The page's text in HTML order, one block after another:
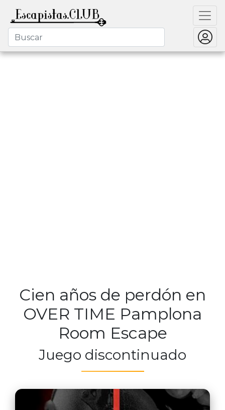
Cien años de perdón en
OVER TIME Pamplona
Room Escape
Juego discontinuado